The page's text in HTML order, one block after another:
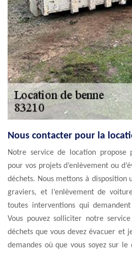
Nous contacter pour la
Notre service de location propose
pour vos projets d’enlèvement ou
déchets. Nous mettons à disposition
graviers, et l’enlèvement de
toutes interventions qui
Vous pouvez solliciter notre
déchets que vous devez évacuer et
demandes où que vous soyez sur